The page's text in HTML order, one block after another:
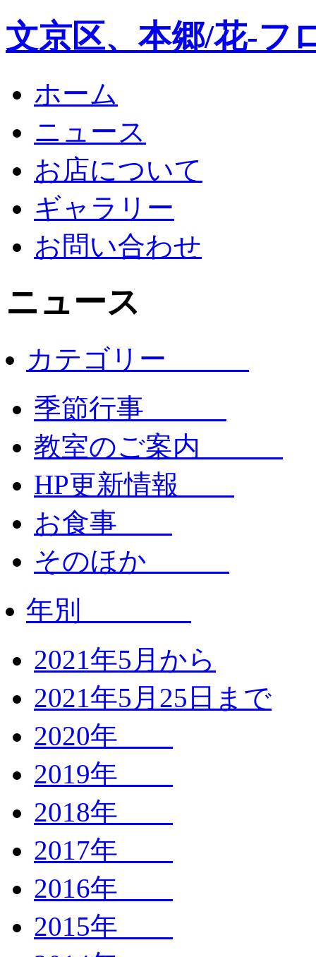
文京区、本郷/花-フ
ホーム
ニュース
お店について
ギャラリー
お問い合わせ
ニュース
カテゴリー
季節行事
教室のご案内
HP更新情報
お食事
そのほか
年別
2021年5月から
2021年5月25日まで
2020年
2019年
2018年
2017年
2016年
2015年